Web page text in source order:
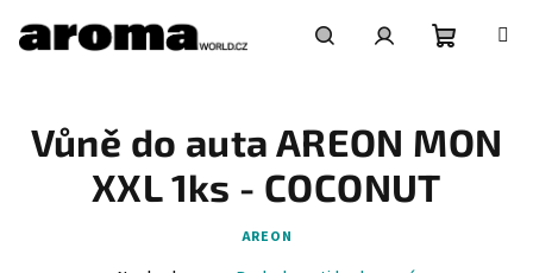
obsah
košík
Vůně do auta AREON MON
XXL 1ks - COCONUT
AREON